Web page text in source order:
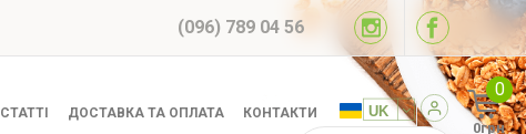
(096) 789 04 56
СТАТТІ ДОСТАВКА ТА ОПЛАТА КОНТАКТИ
0
0грн